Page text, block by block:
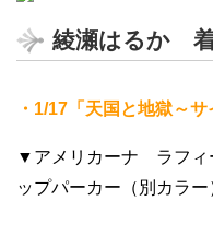
綾瀬はるか
・1/17「天国と地獄～
▼アメリカーナ ラフィ
ップパーカー（別カラー